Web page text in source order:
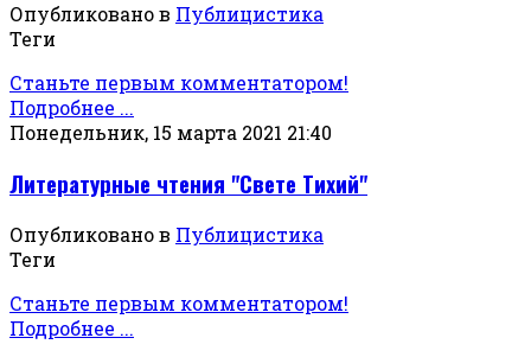
Опубликовано в Публицистика
Теги
Станьте первым комментатором!
Подробнее ...
Понедельник, 15 марта 2021 21:40
Литературные чтения "Свете Тихий"
Опубликовано в Публицистика
Теги
Станьте первым комментатором!
Подробнее ...